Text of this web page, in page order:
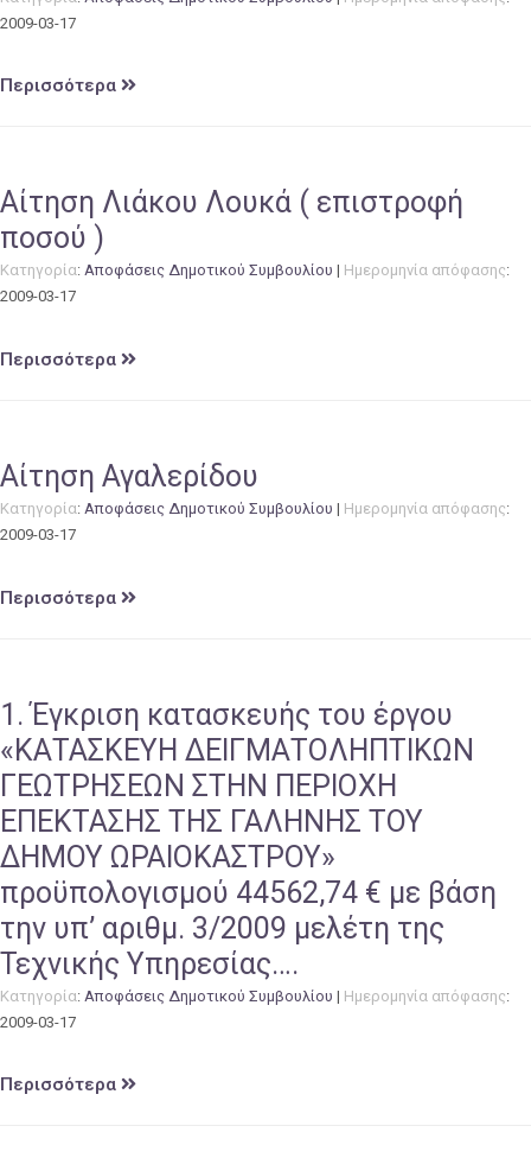
2009-03-17
Περισσότερα
Αίτηση Λιάκου Λουκά ( επιστροφή
ποσού )
Κατηγορία: Αποφάσεις Δημοτικού Συμβουλίου | Ημερομηνία απόφασης:
2009-03-17
Περισσότερα
Αίτηση Αγαλερίδου
Κατηγορία: Αποφάσεις Δημοτικού Συμβουλίου | Ημερομηνία απόφασης:
2009-03-17
Περισσότερα
1. Έγκριση κατασκευής του έργου
«ΚΑΤΑΣΚΕΥΗ ΔΕΙΓΜΑΤΟΛΗΠΤΙΚΩΝ
ΓΕΩΤΡΗΣΕΩΝ ΣΤΗΝ ΠΕΡΙΟΧΗ
ΕΠΕΚΤΑΣΗΣ ΤΗΣ ΓΑΛΗΝΗΣ ΤΟΥ
ΔΗΜΟΥ ΩΡΑΙΟΚΑΣΤΡΟΥ»
προϋπολογισμού 44562,74 € με βάση
την υπ’ αριθμ. 3/2009 μελέτη της
Τεχνικής Υπηρεσίας….
Κατηγορία: Αποφάσεις Δημοτικού Συμβουλίου | Ημερομηνία απόφασης:
2009-03-17
Περισσότερα